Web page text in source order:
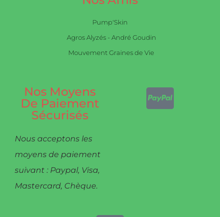
Pump'Skin
Agros Alyzés - André Goudin
Mouvement Graines de Vie
Nos Moyens
De Paiement
Sécurisés
Nous acceptons les
moyens de paiement
suivant : Paypal, Visa,
Mastercard, Chèque.